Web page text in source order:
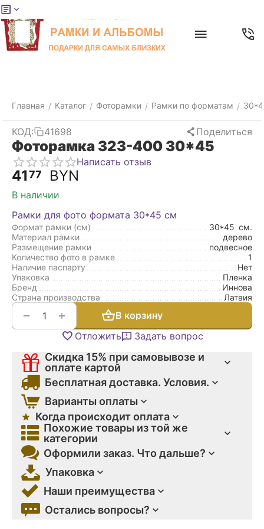
Главная / Каталог / Фоторамки / Рамки по форматам /
КОД: 41698 Поделиться
Фоторамка 323-400 30*45
Написать отзыв
4177 BYN
В наличии
Рамки для фото формата 30*45 см
Формат рамки (см) 30*45 см.
Материал рамки
дерево
Размещение рамки
подвесное
Количество фото в рамке
1
Наличие паспарту
Нет
Упаковка
Пленка
Бренд
Иннова
Страна производства
Латвия
+
−
В корзину
Отложить
Задать вопрос
Скидка 15% при самовывозе и
оплате картой
Бесплатная доставка. Условия.
Варианты оплаты
Когда происходит оплата
Похожие товары из той же
категории
Оформили заказ. Что дальше?
Упаковка
Наши преимущества
Остались вопросы?
Меню
товары